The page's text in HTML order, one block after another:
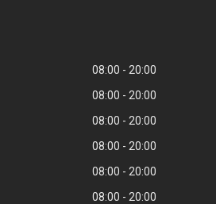
08:00
20:00
08:00
20:00
08:00
20:00
08:00
20:00
08:00
20:00
08:00
20:00